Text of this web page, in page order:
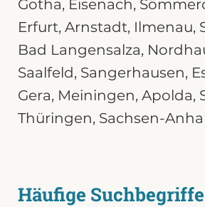
Gotha, Eisenach,
Erfurt, Arnstadt, Ilmenau,
Bad Langensalza,
Saalfeld, Sangerhausen,
Gera, Meiningen, Apolda,
Thüringen, Sachsen-
Häufige